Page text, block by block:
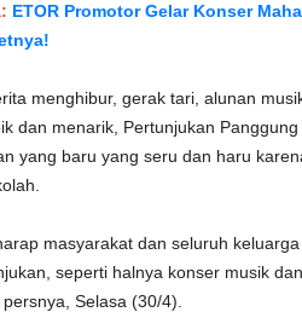
ETOR Promotor Gelar Konser
menghibur, gerak tari, alunan
dan menarik, Pertunjukan
yang baru yang seru dan haru
masyarakat dan seluruh
seperti halnya konser musik
Selasa (30/4).